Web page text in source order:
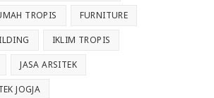
TROPIS FURNITURE
IKLIM TROPIS
JASA ARSITEK
JOGJA